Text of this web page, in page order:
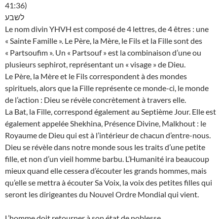
41:36)
לשבע
Le nom divin YHVH est composé de 4 lettres, de 4 êtres : une
« Sainte Famille ». Le Père, la Mère, le Fils et la Fille sont des
« Partsoufim ». Un « Partsouf » est la combinaison d’une ou
plusieurs sephirot, représentant un « visage » de Dieu.
Le Père, la Mère et le Fils correspondent à des mondes
spirituels, alors que la Fille représente ce monde-ci, le monde
de l’action : Dieu se révèle concrètement à travers elle.
La Bat, la Fille, correspond également au Septième Jour. Elle est
également appelée Shekhina, Présence Divine, Malkhout : le
Royaume de Dieu qui est à l’intérieur de chacun d’entre-nous.
Dieu se révèle dans notre monde sous les traits d’une petite
fille, et non d’un vieil homme barbu. L’Humanité ira beaucoup
mieux quand elle cessera d’écouter les grands hommes, mais
qu’elle se mettra à écouter Sa Voix, la voix des petites filles qui
seront les dirigeantes du Nouvel Ordre Mondial qui vient.